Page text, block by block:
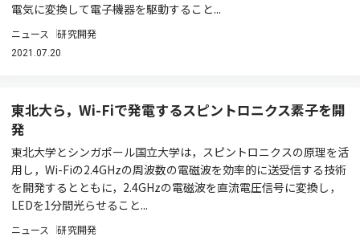
電気に変換して電子機器を駆動すること...
ニュース 研究開発
2021.07.20
東北大ら，Wi-Fiで発電するスピントロニクス素子を開
発
東北大学とシンガポール国立大学は，スピントロニクスの原理を活
用し，Wi-Fiの2.4GHzの周波数の電磁波を効率的に送受信する技術
を開発するとともに，2.4GHzの電磁波を直流電圧信号に変換し，
LEDを1分間光らせること...
ニュース 研究開発